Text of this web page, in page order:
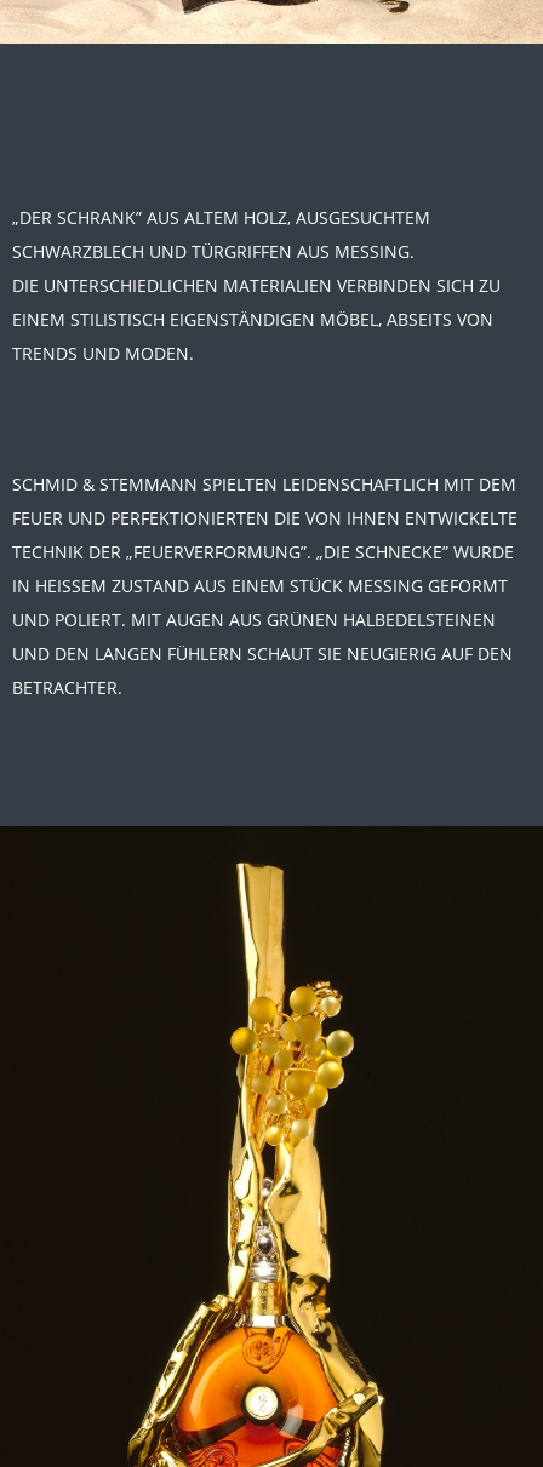
„DER SCHRANK” AUS ALTEM HOLZ, AUSGESUCHTEM
SCHWARZBLECH UND TÜRGRIFFEN AUS MESSING.
DIE UNTERSCHIEDLICHEN MATERIALIEN VERBINDEN SICH ZU
EINEM STILISTISCH EIGENSTÄNDIGEN MÖBEL, ABSEITS VON
TRENDS UND MODEN.
SCHMID & STEMMANN SPIELTEN LEIDENSCHAFTLICH MIT DEM
FEUER UND PERFEKTIONIERTEN DIE VON IHNEN ENTWICKELTE
TECHNIK DER „FEUERVERFORMUNG”. „DIE SCHNECKE” WURDE
IN HEISSEM ZUSTAND AUS EINEM STÜCK MESSING GEFORMT
UND POLIERT. MIT AUGEN AUS GRÜNEN HALBEDELSTEINEN
UND DEN LANGEN FÜHLERN SCHAUT SIE NEUGIERIG AUF DEN
BETRACHTER.